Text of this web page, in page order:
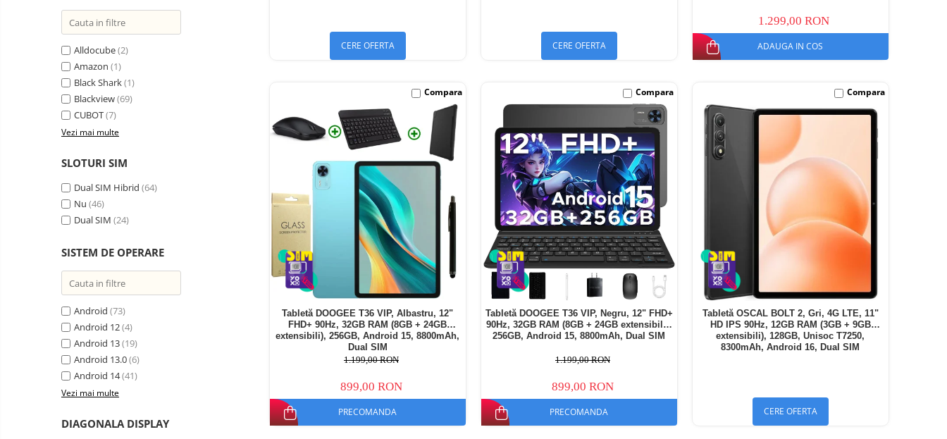
Camere auto DVR
Oglinzi auto smart cu camera
Camere Supraveghere
Mini Video Camera
Accesorii Camere
Supraveghere
Casti Profesionale
smart,
bratari
Smartwatch
Inel Smart
Accesorii Smartwatch
Trotinete
Trotinete
Piese si accesorii
Biciclete
electrice
Gadgets
Smart Home
Produse Ingrijire Personala
Accesorii Gadgets
Alldocube(2)
Amazon (1)
Black Shark(1)
Blackview(69)
CUBOT(7)
Vezi mai multe
SLOTURI SIM
Dual SIM Hibrid (64)
Nu (46)
Dual SIM (24)
SISTEM DE OPERARE
Android (73)
Android 12(4)
Android 13(19)
Android 13.0(6)
Android 14(41)
Vezi mai multe
DIAGONALA DISPLAY
CERE OFERTA CERE OFERTA
1.299,00 RON
ADAUGA IN COS
Tabletă DOOGEE T36 VIP, Albastru, 12"
FHD+ 90Hz, 32GB RAM (8GB + 24GB
extensibili), 256GB, Android 15, 8800mAh,
Dual SIM
1.199,00 RON
899,00 RON
PRECOMANDA
Compara
Tabletă DOOGEE T36 VIP, Negru, 12" FHD+
90Hz, 32GB RAM (8GB + 24GB extensibili),
256GB, Android 15, 8800mAh, Dual SIM
1.199,00 RON
899,00 RON
PRECOMANDA
Compara
Tabletă OSCAL BOLT 2, Gri, 4G LTE, 11"
HD IPS 90Hz, 12GB RAM (3GB + 9GB
extensibili), 128GB, Unisoc T7250,
8300mAh, Android 16, Dual SIM
CERE OFERTA
Compara